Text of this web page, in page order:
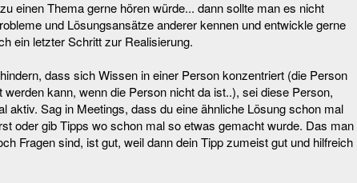
einen Thema gerne hören würde... dann sollte man es nicht
und Lösungsansätze anderer kennen und entwickle gerne
ein letzter Schritt zur Realisierung.
dass sich Wissen in einer Person konzentriert (die Person
kann, wenn die Person nicht da ist..), sei diese Person,
aktiv. Sag in Meetings, dass du eine ähnliche Lösung schon mal
oder gib Tipps wo schon mal so etwas gemacht wurde. Das man
Fragen sind, ist gut, weil dann dein Tipp zumeist gut und hilfreich